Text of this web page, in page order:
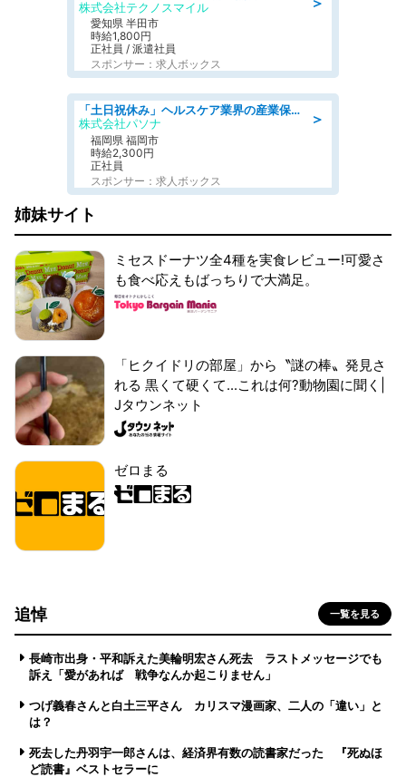
株式会社テクノスマイル
愛知県 半田市
時給1,800円
正社員 / 派遣社員
スポンサー：求人ボックス
＞
「土日祝休み」ヘルスケア業界の産業保健師/高時給/未経験OK/要資格:保健師、正看護師
株式会社パソナ
福岡県 福岡市
時給2,300円
正社員
スポンサー：求人ボックス
姉妹サイト
ミセスドーナツ全4種を実食レビュー!可愛さ
も食べ応えもばっちりで大満足。
「ヒクイドリの部屋」から〝謎の棒〟発見さ
れる 黒くて硬くて...これは何?動物園に聞く|
Jタウンネット
ゼロまる
追悼 一覧を見る
長崎市出身・平和訴えた美輪明宏さん死去 ラストメッセージでも
訴え「愛があれば 戦争なんか起こりません」
つげ義春さんと白土三平さん カリスマ漫画家、二人の「違い」と
は？
死去した丹羽宇一郎さんは、経済界有数の読書家だった 『死ぬほ
ど読書』ベストセラーに